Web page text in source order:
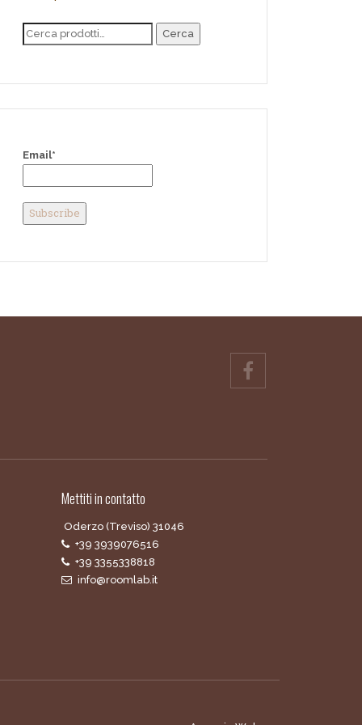
Cerca
Email*
Mettiti in contatto
Oderzo (Treviso) 31046
+39 3939076516
+39 3355338818
info@roomlab.it